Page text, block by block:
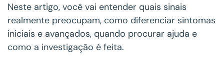
Neste artigo, você vai entender quais sinais
realmente preocupam, como diferenciar sintomas
iniciais e avançados, quando procurar ajuda e
como a investigação é feita.